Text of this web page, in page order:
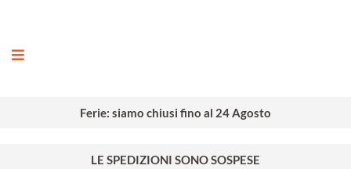
Ferie: siamo chiusi fino al 24 Agosto
LE SPEDIZIONI SONO SOSPESE